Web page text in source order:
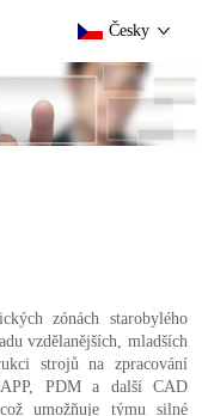
Česky
zónách starobylého
vzdělanějších, mladších
strojů na zpracování
PDM a další CAD
umožňuje týmu silné